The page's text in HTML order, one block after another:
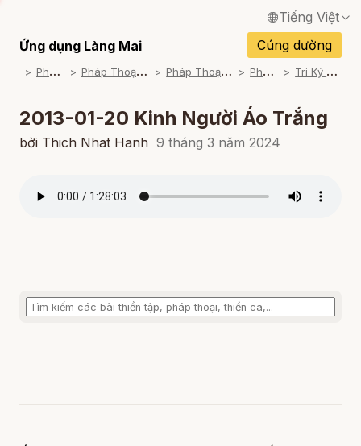
Tiếng Việt
English / Tiếng Anh
Français / Tiếng Pháp
Español / Tiếng Tây Ban Nha
Deutsch / Tiếng Đức
Português / Tiếng Bồ Đào Nha
Ứng dụng Làng Mai
Cúng dường
P
háp Thoại P
háp Thoại Thiền Sư Thích Nhất Hạnh P
háp Thoại Theo Bộ An Cư Kiết Đông P
háp Thoại Mp3 T
ri Kỷ Của Bụt (2012 - 2013)
2013-01-20 Kinh Người Áo Trắng
bởi Thich Nhat Hanh 9 tháng 3 năm 2024